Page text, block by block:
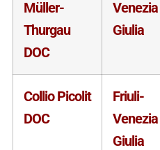
Müller-
Thurgau
DOC
Venezia
Giulia
Collio Picolit
DOC
Friuli-
Venezia
Giulia